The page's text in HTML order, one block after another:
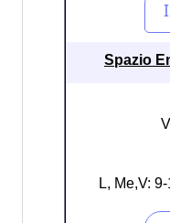
Spazio
L, Me,V: